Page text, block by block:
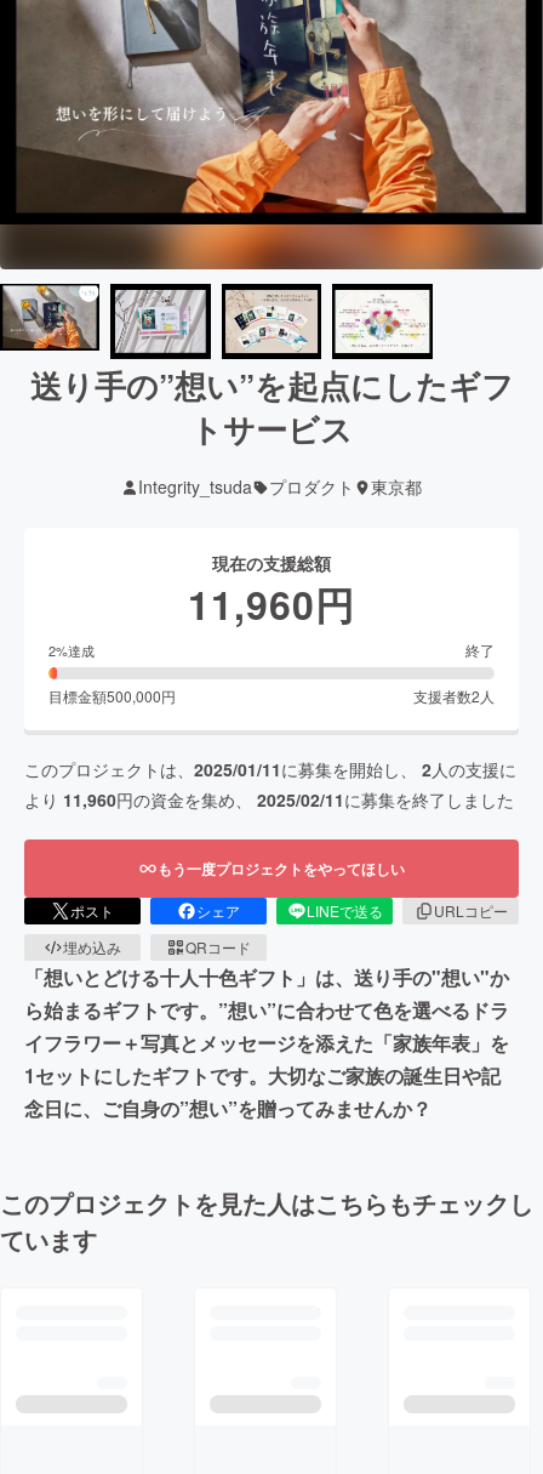
送り手の”想い”を起点にしたギフ
トサービス
Integrity_tsuda プロダクト 東京都
現在の支援総額
11,960円
2%達成 終了
目標金額500,000円 支援者数2 人
このプロジェクトは、 2025/01/11に募集を開始し、 2人の支援に
より 11,960円の資金を集め、 2025/02/11に募集を終了しました
もう一度プロジェクトをやってほしい
ポスト シェア LINEで送る
URLコピー
埋め込み
QRコード
「想いとどける十人十色ギフト」は、送り手の"想い"か
ら始まるギフトです。”想い”に合わせて色を選べるドラ
イフラワー＋写真とメッセージを添えた「家族年表」を
1セットにしたギフトです。大切なご家族の誕生日や記
念日に、ご自身の”想い”を贈ってみませんか？
このプロジェクトを見た人はこちらもチェックし
ています